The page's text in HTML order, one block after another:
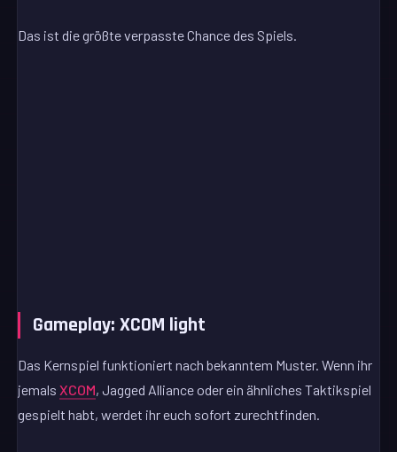
Das ist die größte verpasste Chance des Spiels.
Gameplay: XCOM light
Das Kernspiel funktioniert nach bekanntem Muster. Wenn ihr
jemalsXCOM, Jagged Alliance oder ein ähnliches Taktikspiel
gespielt habt, werdet ihr euch sofort zurechtfinden.